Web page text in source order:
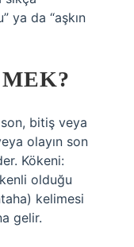
ya da “aşkın
bitiş veya
olayın son
Kökeni:
olduğu
gelir.